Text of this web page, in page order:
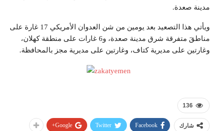
مدينة صعدة.
ويأتي هذا التصعيد بعد يومين من شن العدوان الأمريكي 17 غارة على
مناطقَ متفرقة شرق مدينة صعدة، و6 غارات على منطقة كهلان،
وغارتين على مديرية كتاف، وغارتين على مديرية مجز بالمحافظة.
136
شارك Facebook
Twitter
Google+